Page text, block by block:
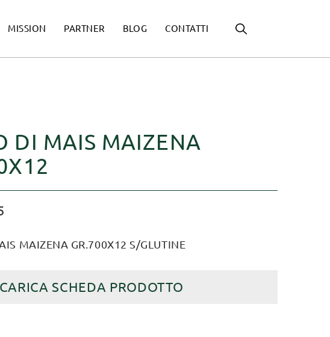
MISSION PARTNER BLOG CONTATTI
DI MAIS MAIZENA
MAIZENA GR.700X12 S/GLUTINE
SCHEDA PRODOTTO